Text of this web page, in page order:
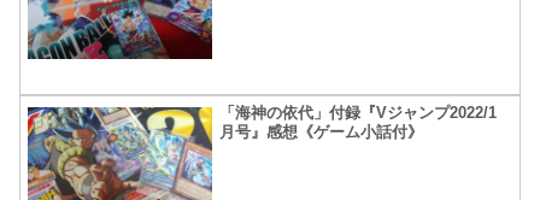
「海神の依代」付録『Vジャンプ2022/1
月号』感想《ゲーム小話付》